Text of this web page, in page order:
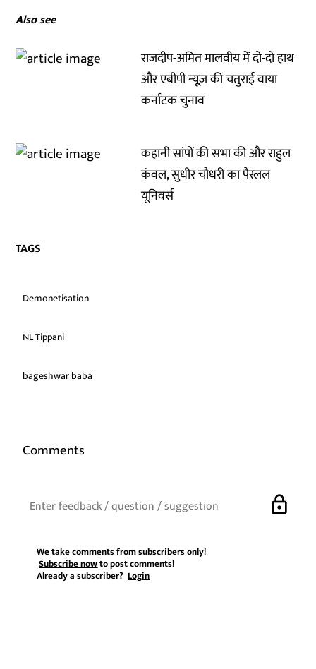
Also see
राजदीप-अमित मालवीय में दो-दो हाथ
और एबीपी न्यूज़ की चतुराई वाया
कर्नाटक चुनाव
कहानी सांपों की सभा की और राहुल
कंवल, सुधीर चौधरी का पैरलल
यूनिवर्स
TAGS
Demonetisation
NL Tippani
bageshwar baba
Comments
lock
We take comments from subscribers only!
Subscribe nowto post comments!
Already a subscriber?Login